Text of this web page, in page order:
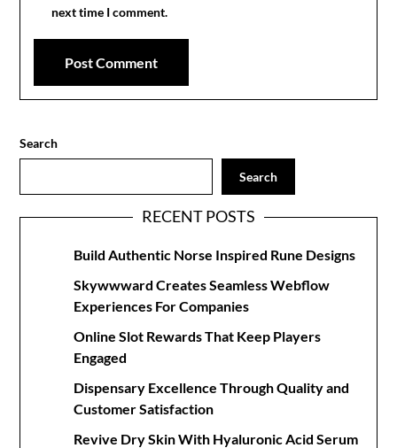
next time I comment.
Search
Search
RECENT POSTS
Build Authentic Norse Inspired Rune Designs
Skywwward Creates Seamless Webflow
Experiences For Companies
Online Slot Rewards That Keep Players
Engaged
Dispensary Excellence Through Quality and
Customer Satisfaction
Revive Dry Skin With Hyaluronic Acid Serum